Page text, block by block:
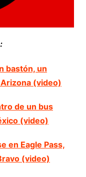
bastón, un
(video)
de un bus
(video)
en Eagle Pass,
(video)